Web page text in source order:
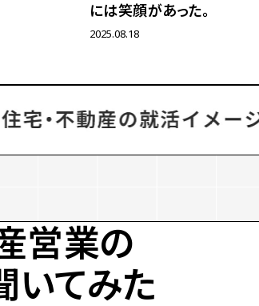
には笑顔があった。
2025.08.18
営業の
いてみた